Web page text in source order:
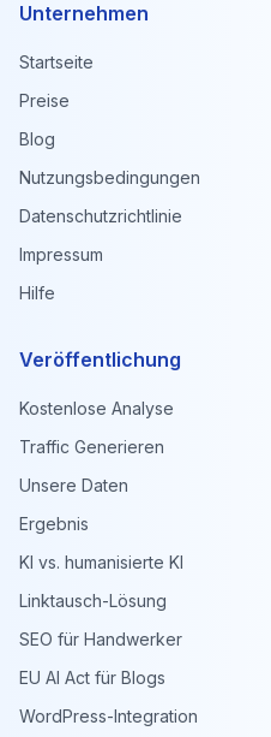
Unternehmen
Startseite
Preise
Blog
Nutzungsbedingungen
Datenschutzrichtlinie
Impressum
Hilfe
Veröffentlichung
Kostenlose Analyse
Traffic Generieren
Unsere Daten
Ergebnis
KI vs. humanisierte KI
Linktausch-Lösung
SEO für Handwerker
EU AI Act für Blogs
WordPress-Integration